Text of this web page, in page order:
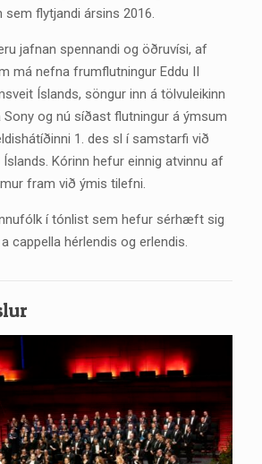
sem flytjandi ársins 2016.
jafnan spennandi og öðruvísi, af
má nefna frumflutningur Eddu II
Íslands, söngur inn á tölvuleikinn
og nú síðast flutningur á ýmsum
1. des sl í samstarfi við
Kórinn hefur einnig atvinnu af
fram við ýmis tilefni.
í tónlist sem hefur sérhæft sig
cappella hérlendis og erlendis.